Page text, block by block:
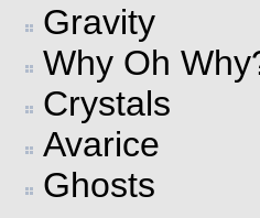
Gravity
Why Oh
Crystals
Avarice
Ghosts